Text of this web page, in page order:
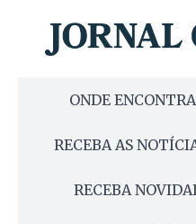
ONDE
RECEBA AS
RECEBA